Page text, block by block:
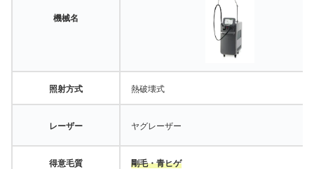
機械名
照射方式 熱破壊式
レーザー ヤグレーザー
得意毛質 剛毛・青ヒゲ